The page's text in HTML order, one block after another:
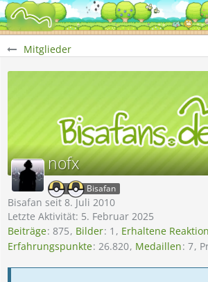
Mitglieder
nofx
Bisafan
Bisafan seit 8. Juli 2010
Letzte Aktivität: 5. Februar 2025
Beiträge 875 Bilder 1 Erhaltene
Erfahrungspunkte 26.820 Medaillen 7